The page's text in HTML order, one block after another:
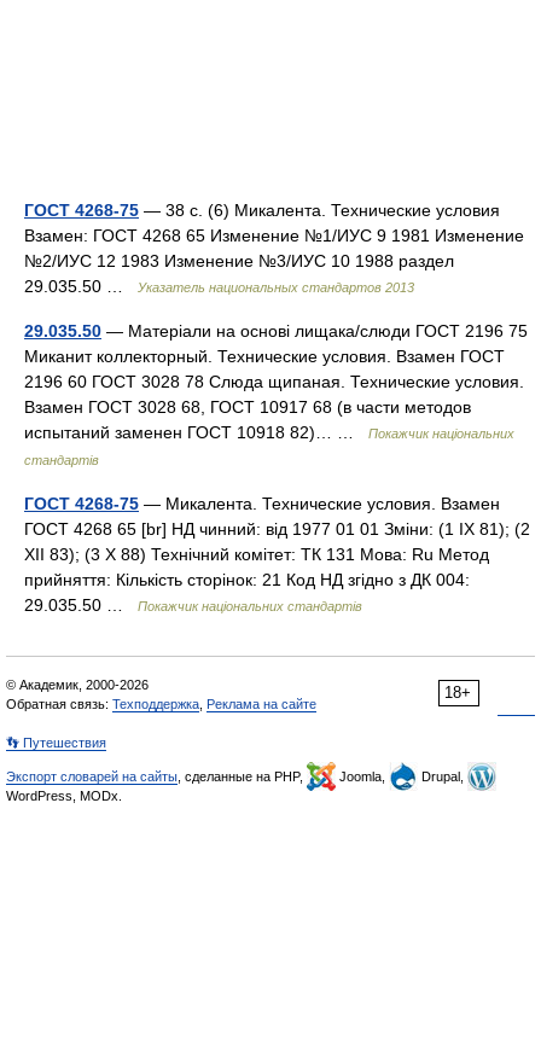
ГОСТ 4268-75 — 38 с. (6) Микалента. Технические условия
Взамен: ГОСТ 4268 65 Изменение №1/ИУС 9 1981 Изменение
№2/ИУС 12 1983 Изменение №3/ИУС 10 1988 раздел
29.035.50 …
Указатель национальных стандартов 2013
29.035.50 — Матеріали на основі лищака/слюди ГОСТ 2196 75
Миканит коллекторный. Технические условия. Взамен ГОСТ
2196 60 ГОСТ 3028 78 Слюда щипаная. Технические условия.
Взамен ГОСТ 3028 68, ГОСТ 10917 68 (в части методов
испытаний заменен ГОСТ 10918 82)… …
Покажчик національних
стандартів
ГОСТ 4268-75 — Микалента. Технические условия. Взамен
ГОСТ 4268 65 [br] НД чинний: від 1977 01 01 Зміни: (1 IX 81); (2
XII 83); (3 X 88) Технічний комітет: ТК 131 Мова: Ru Метод
прийняття: Кількість сторінок: 21 Код НД згідно з ДК 004:
29.035.50 …
Покажчик національних стандартів
18+
© Академик, 2000-2026
Обратная связь: Техподдержка Реклама на сайте
👣 Путешествия
Экспорт словарей на сайты , сделанные на PHP, Joomla,
Drupal,
WordPress, MODx.